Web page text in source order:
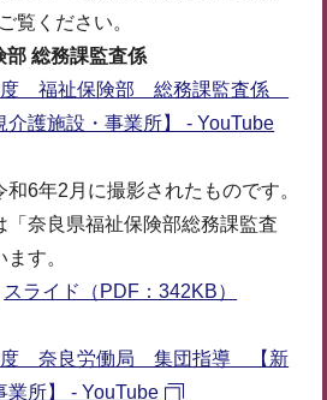
覧ください。
部 総務課監査係
度 福祉保険部 総務課監査係
介護施設・事業所】 - YouTube
6年2月に撮影されたものです。
「奈良県福祉保険部総務課監査
す。
スライド（PDF：342KB）
度 奈良労働局 集団指導 【新
業所】 - YouTube